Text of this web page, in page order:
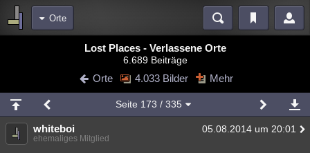
Orte
Blogs Videos
Chat Wiki Neuigkeiten
meine Rubriken
Menschen Mystery Kriminalfälle
Lost Places - Verlassene Orte
6.689 Beiträge
Orte 4.033 Bilder Mehr
Seite 173 / 335
whiteboi 05.08.2014 um 20:01
ehemaliges Mitglied